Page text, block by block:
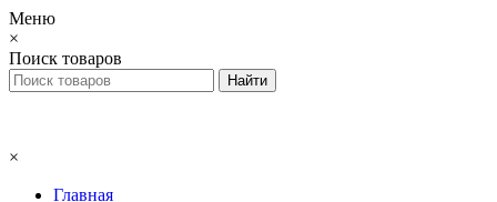
Меню
×
Поиск товаров
×
Главная